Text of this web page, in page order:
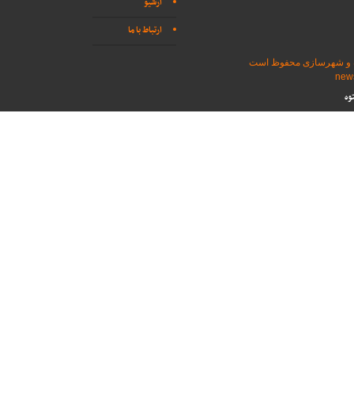
ارتباط با ما
و شهرسازی محفوظ است